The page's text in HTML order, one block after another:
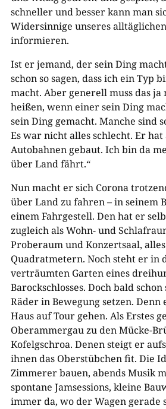
schneller und besser kann man
Widersinnige unseres
informieren.
Ist er jemand, der sein Ding
schon so sagen, dass ich ein Typ
macht. Aber generell muss das ja
heißen, wenn einer sein Ding
sein Ding gemacht. Manche sind
Es war nicht alles schlecht. Er hat
Autobahnen gebaut. Ich bin da
über Land fährt.“
Nun macht er sich Corona
über Land zu fahren – in seinem
einem Fahrgestell. Den hat er
zugleich als Wohn- und
Proberaum und Konzertsaal,
Quadratmetern. Noch steht er in
verträumten Garten eines
Barockschlosses. Doch bald
Räder in Bewegung setzen.
Haus auf Tour gehen. Als Erstes
Oberammergau zu den Mücke-
Kofelgschroa. Denen steigt er
ihnen das Oberstübchen fit. Die
Zimmerer bauen, abends Musik
spontane Jamsessions, kleine
immer da, wo der Wagen gerade